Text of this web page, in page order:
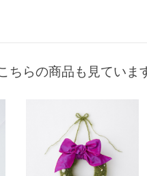
ちらの商品も見ていま